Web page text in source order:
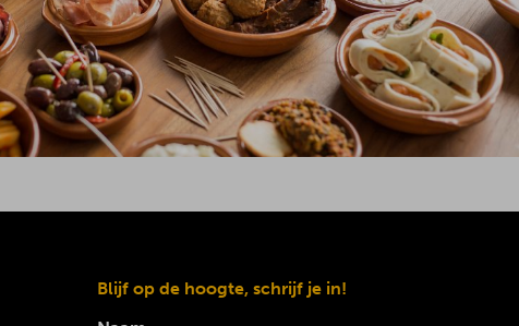
Blijf op de hoogte, schrijf je in!